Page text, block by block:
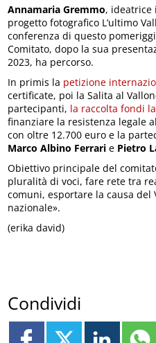
Annamaria Gremmo, ideatrice
progetto fotografico L’ultimo
conferenza di questo
Comitato, dopo la sua
2023, ha percorso.
In primis la petizione
certificate, poi la Salita al
partecipanti, la raccolta fondi
finanziare la resistenza legale
con oltre 12.700 euro e la
Marco Albino Ferrari e Pietro
Obiettivo principale del
pluralità di voci, fare rete tra
comuni, esportare la causa
nazionale».
(erika david)
Condividi